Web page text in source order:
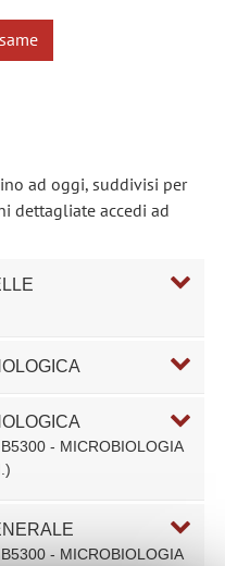
ad oggi, suddivisi per
dettagliate accedi ad
B5300 - MICROBIOLOGIA
B5300 - MICROBIOLOGIA